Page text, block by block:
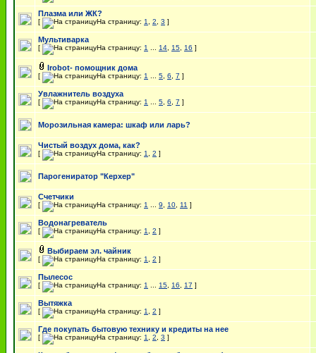
Плазма или ЖК?
[ На страницу: 1 2 3 ]
Мультиварка
[ На страницу: 1 14 15 16 ]
Irobot- помощник дома
[ На страницу: 1 5 6 7 ]
Увлажнитель воздуха
[ На страницу: 1 5 6 7 ]
Морозильная камера: шкаф или ларь?
Чистый воздух дома, как?
[ На страницу: 1 2 ]
Парогениратор "Керхер"
Счетчики
[ На страницу: 1 9 10 11 ]
Водонагреватель
[ На страницу: 1 2 ]
Выбираем эл. чайник
[ На страницу: 1 2 ]
Пылесос
[ На страницу: 1 15 16 17 ]
Вытяжка
[ На страницу: 1 2 ]
Где покупать бытовую технику и кредиты на нее
[ На страницу: 1 2 3 ]